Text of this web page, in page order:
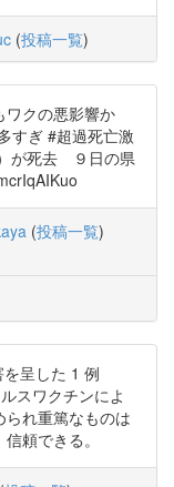
(投稿一覧)
ワクの悪影響か
すぎ #超過死亡激
が死去 ９日の県
(投稿一覧)
呈した 1 例
スワクチンによ
れ重篤なものは
頼できる。